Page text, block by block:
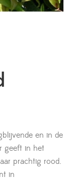
en in de
geeft in het
prachtig rood.
in